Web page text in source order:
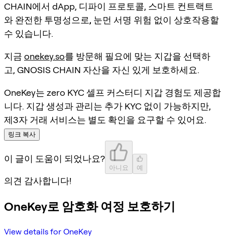
CHAIN에서 dApp, 디파이 프로토콜, 스마트 컨트랙트
와 완전한 투명성으로, 눈먼 서명 위험 없이 상호작용할
수 있습니다.
지금 onekey.so를 방문해 필요에 맞는 지갑을 선택하
고, GNOSIS CHAIN 자산을 자신 있게 보호하세요.
OneKey는 zero KYC 셀프 커스터디 지갑 경험도 제공합
니다. 지갑 생성과 관리는 추가 KYC 없이 가능하지만,
제3자 거래 서비스는 별도 확인을 요구할 수 있어요.
링크 복사
이 글이 도움이 되었나요?
아니요 예
의견 감사합니다!
OneKey로 암호화 여정 보호하기
View details for OneKey